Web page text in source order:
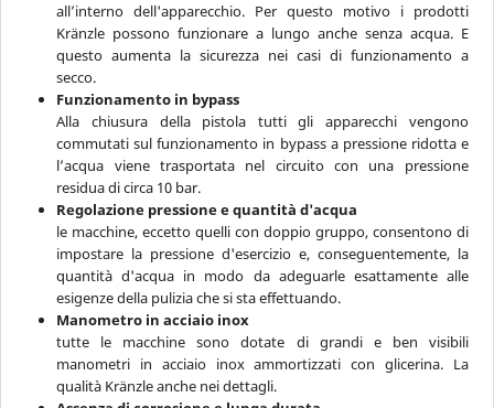
all’interno dell'apparecchio. Per questo motivo i prodotti
Kränzle possono funzionare a lungo anche senza acqua. E
questo aumenta la sicurezza nei casi di funzionamento a
secco.
Funzionamento in bypass
Alla chiusura della pistola tutti gli apparecchi vengono
commutati sul funzionamento in bypass a pressione ridotta e
l’acqua viene trasportata nel circuito con una pressione
residua di circa 10 bar.
Regolazione pressione e quantità d'acqua
le macchine, eccetto quelli con doppio gruppo, consentono di
impostare la pressione d'esercizio e, conseguentemente, la
quantità d'acqua in modo da adeguarle esattamente alle
esigenze della pulizia che si sta effettuando.
Manometro in acciaio inox
tutte le macchine sono dotate di grandi e ben visibili
manometri in acciaio inox ammortizzati con glicerina. La
qualità Kränzle anche nei dettagli.